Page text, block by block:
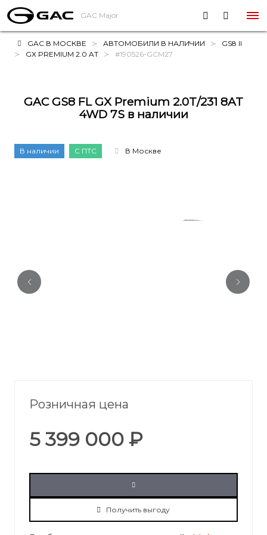
GAC Major
GAC В МОСКВЕ АВТОМОБИЛИ В НАЛИЧИИ
GS8 II
GX PREMIUM 2.0 AT
#190526-GCM27
GAC GS8 FL GX Premium 2.0T/231 8AT
4WD 7S в наличии
В наличии С ПТС В Москве
Розничная цена
5 399 000 ₽
Получить выгоду